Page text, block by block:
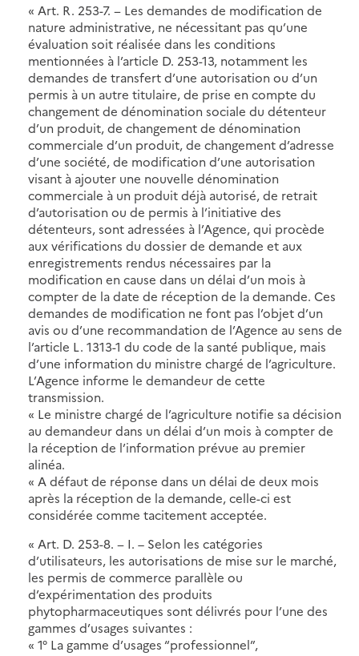
« Art. R. 253-7. − Les demandes de modification de
nature administrative, ne nécessitant pas qu’une
évaluation soit réalisée dans les conditions
mentionnées à l’article D. 253-13, notamment les
demandes de transfert d’une autorisation ou d’un
permis à un autre titulaire, de prise en compte du
changement de dénomination sociale du détenteur
d’un produit, de changement de dénomination
commerciale d’un produit, de changement d’adresse
d’une société, de modification d’une autorisation
visant à ajouter une nouvelle dénomination
commerciale à un produit déjà autorisé, de retrait
d’autorisation ou de permis à l’initiative des
détenteurs, sont adressées à l’Agence, qui procède
aux vérifications du dossier de demande et aux
enregistrements rendus nécessaires par la
modification en cause dans un délai d’un mois à
compter de la date de réception de la demande. Ces
demandes de modification ne font pas l’objet d’un
avis ou d’une recommandation de l’Agence au sens de
l’article L. 1313-1 du code de la santé publique, mais
d’une information du ministre chargé de l’agriculture.
L’Agence informe le demandeur de cette
transmission.
« Le ministre chargé de l’agriculture notifie sa décision
au demandeur dans un délai d’un mois à compter de
la réception de l’information prévue au premier
alinéa.
« A défaut de réponse dans un délai de deux mois
après la réception de la demande, celle-ci est
considérée comme tacitement acceptée.
« Art. D. 253-8. − I. – Selon les catégories
d’utilisateurs, les autorisations de mise sur le marché,
les permis de commerce parallèle ou
d’expérimentation des produits
phytopharmaceutiques sont délivrés pour l’une des
gammes d’usages suivantes :
« 1° La gamme d’usages “professionnel”,